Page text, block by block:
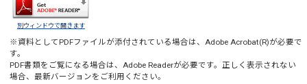
別ウィンドウで開きます
※資料としてPDFファイルが添付されている場合は、Adobe Acrobat(R)が必要で
す。
PDF書類をご覧になる場合は、Adobe Readerが必要です。正しく表示されない
場合、最新バージョンをご利用ください。